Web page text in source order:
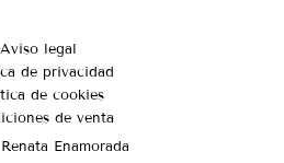
Aviso legal
de privacidad
de cookies
de venta
Enamorada